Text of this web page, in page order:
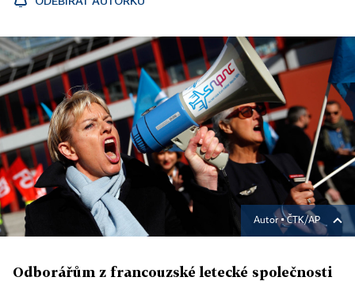
Autor ▪ČTK/AP
Odborářům z francouzské letecké společnosti